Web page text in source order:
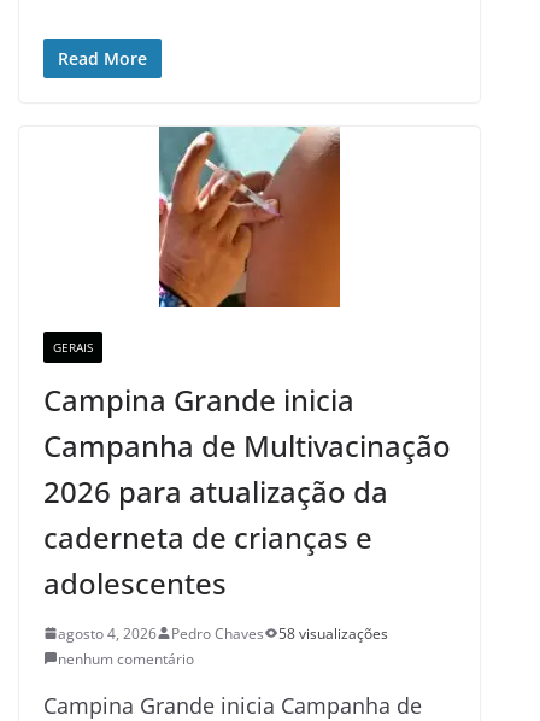
Read More
GERAIS
Campina Grande inicia
Campanha de Multivacinação
2026 para atualização da
caderneta de crianças e
adolescentes
agosto 4, 2026 Pedro Chaves
58 visualizações
nenhum comentário
Campina Grande inicia Campanha de